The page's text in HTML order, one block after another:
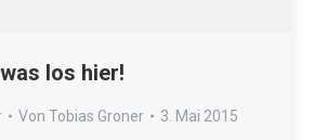
los hier!
Von Tobias Groner 3. Mai 2015